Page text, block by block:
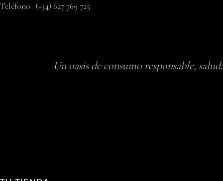
Teléfono : (+34) 627 769 725
Un oasis de consumo responsable,